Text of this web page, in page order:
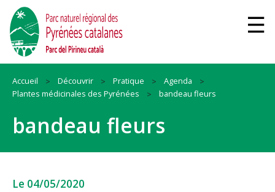
Accueil Découvrir Pratique
Agenda
Plantes médicinales des Pyrénées
bandeau fleurs
bandeau fleurs
Le 04/05/2020